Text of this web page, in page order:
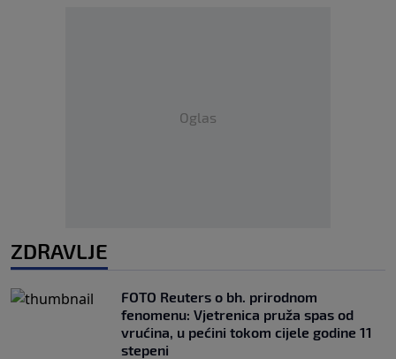
Oglas
ZDRAVLJE
FOTO Reuters o bh. prirodnom
fenomenu: Vjetrenica pruža spas od
vrućina, u pećini tokom cijele godine 11
stepeni